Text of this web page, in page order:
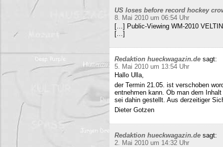
US loses before record hockey
8. Mai 2010 um 06:54 Uhr
[…] Public-Viewing WM-2010
[…]
Redaktion hueckwagazin.de sagt:
5. Mai 2010 um 13:54 Uhr
Hallo Ulla,
der Termin 21.05. ist verschoben
entnehmen kann. Ob man dem
sei dahin gestellt. Aus derzeitiger
Dieter Gotzen
Redaktion hueckwagazin.de sagt:
2. Mai 2010 um 14:32 Uhr